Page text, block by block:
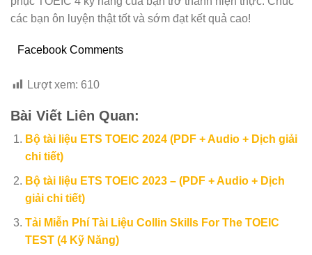
các bạn ôn luyện thật tốt và sớm đạt kết quả cao!
Facebook Comments
Lượt xem: 610
Bài Viết Liên Quan:
Bộ tài liệu ETS TOEIC 2024 (PDF + Audio + Dịch giải
chi tiết)
Bộ tài liệu ETS TOEIC 2023 – (PDF + Audio + Dịch
giải chi tiết)
Tải Miễn Phí Tài Liệu Collin Skills For The TOEIC
TEST (4 Kỹ Năng)